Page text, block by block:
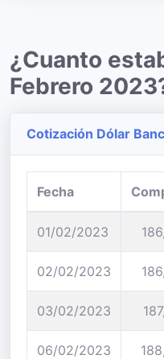
¿Cuanto
Febrero
Cotización Dólar
Fecha
01/02/2023
02/02/2023
03/02/2023
06/02/2023